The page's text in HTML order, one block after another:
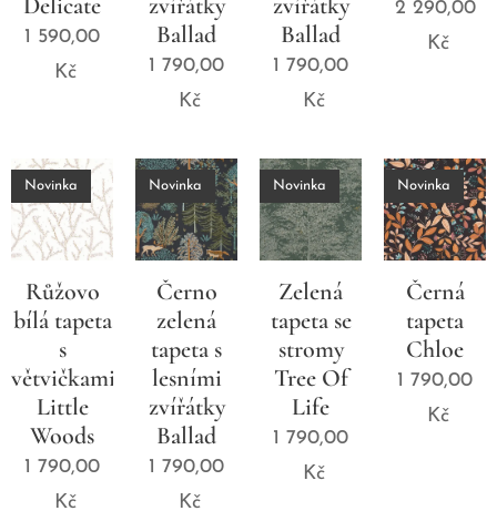
1 590,00
Kč
Ballad
1 790,00
Kč
Ballad
1 790,00
Kč
2 290,00
Kč
Růžovo
bílá tapeta
s
větvičkami
Little
Woods
Novinka
1 790,00
Kč
Černo
zelená
tapeta s
lesními
zvířátky
Ballad
Novinka
1 790,00
Kč
Zelená
tapeta se
stromy
Tree Of
Life
Novinka
1 790,00
Kč
Černá
tapeta
Chloe
Novinka
1 790,00
Kč